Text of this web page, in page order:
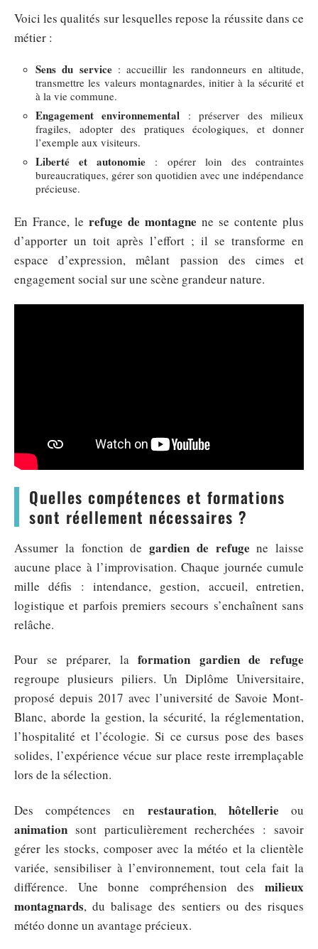
Voici les qualités sur lesquelles repose la réussite dans ce
métier :
Sens du service: accueillir les randonneurs en altitude,
transmettre les valeurs montagnardes, initier à la sécurité et
à la vie commune.
Engagement environnemental : préserver des milieux
fragiles, adopter des pratiques écologiques, et donner
l’exemple aux visiteurs.
Liberté et autonomie : opérer loin des contraintes
bureaucratiques, gérer son quotidien avec une indépendance
précieuse.
En France, le refuge de montagne ne se contente plus
d’apporter un toit après l’effort ; il se transforme en
espace d’expression, mêlant passion des cimes et
engagement social sur une scène grandeur nature.
Quelles compétences et formations
sont réellement nécessaires ?
Assumer la fonction de gardien de refuge ne laisse
aucune place à l’improvisation. Chaque journée cumule
mille défis : intendance, gestion, accueil, entretien,
logistique et parfois premiers secours s’enchaînent sans
relâche.
Pour se préparer, laformation gardien de refuge
regroupe plusieurs piliers. Un Diplôme Universitaire,
proposé depuis 2017 avec l’université de Savoie Mont-
Blanc, aborde la gestion, la sécurité, la réglementation,
l’hospitalité et l’écologie. Si ce cursus pose des bases
solides, l’expérience vécue sur place reste irremplaçable
lors de la sélection.
Des compétences en restauration, hôtellerie ou
animation sont particulièrement recherchées : savoir
gérer les stocks, composer avec la météo et la clientèle
variée, sensibiliser à l’environnement, tout cela fait la
différence. Une bonne compréhension des milieux
montagnards, du balisage des sentiers ou des risques
météo donne un avantage précieux.